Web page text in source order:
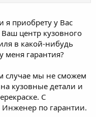
я приобрету у Вас
центр кузовного
в какой-нибудь
меня гарантия?
случае мы не сможем
кузовные детали и
С
по гарантии.